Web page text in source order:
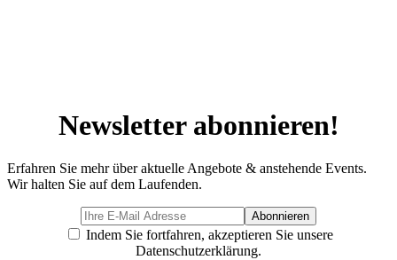
Newsletter abonnieren!
Erfahren Sie mehr über aktuelle Angebote & anstehende Events.
Wir halten Sie auf dem Laufenden.
Indem Sie fortfahren, akzeptieren Sie unsere
Datenschutzerklärung.